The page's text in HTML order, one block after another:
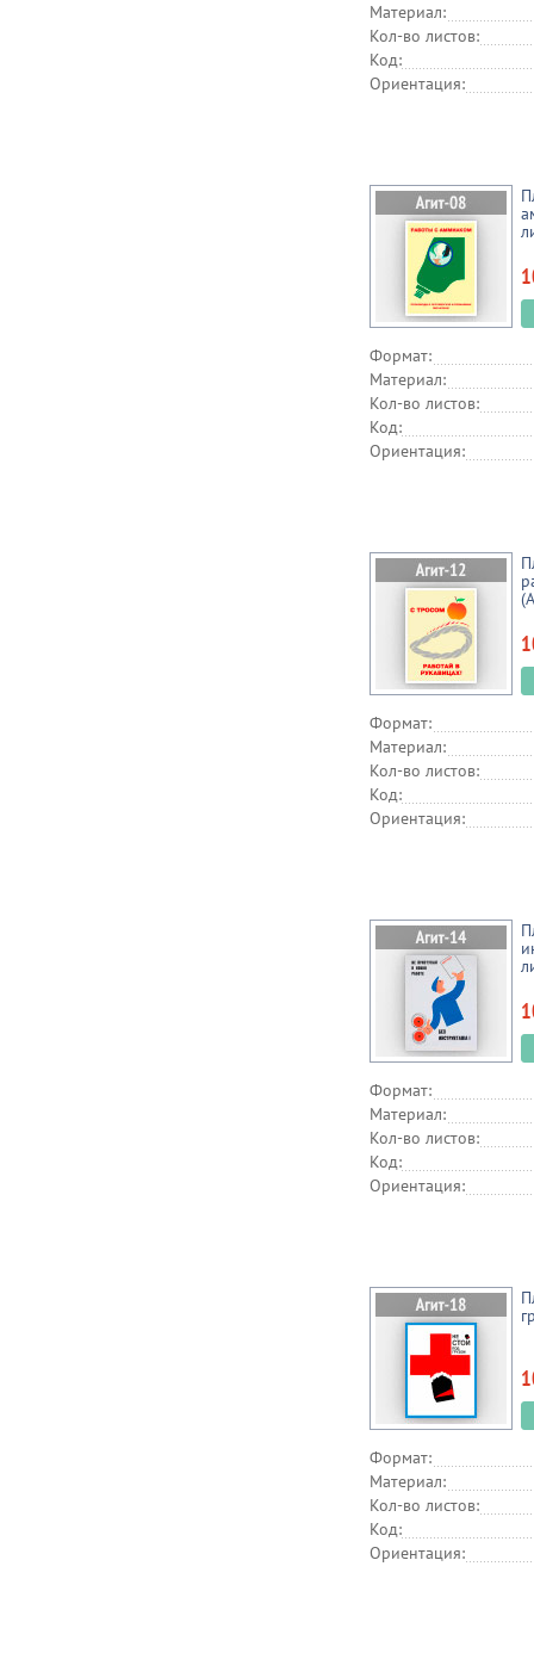
Материал:
Кол-во листов:
Код:
Ориентация:
Формат:
Материал:
Кол-во листов:
Код:
Ориентация:
Формат:
Материал:
Кол-во листов:
Код:
Ориентация:
Формат:
Материал:
Кол-во листов:
Код:
Ориентация:
Формат:
Материал:
Кол-во листов:
Код:
Ориентация: